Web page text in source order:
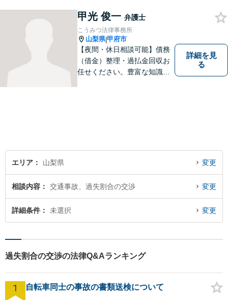
甲光 俊一 弁護士
こうみつ法律事務所
山梨県|甲府市
【夜間・休日相談可能】債務
（借金）整理・過払金回収お
任せください。豊富な知識・
詳細を見
る
エリア 山梨県 変更
相談内容 交通事故、過失割合の交渉 変更
詳細条件 未選択 変更
過失割合の交渉の法律Q&Aランキング
1 自転車同士の事故の書類送検について